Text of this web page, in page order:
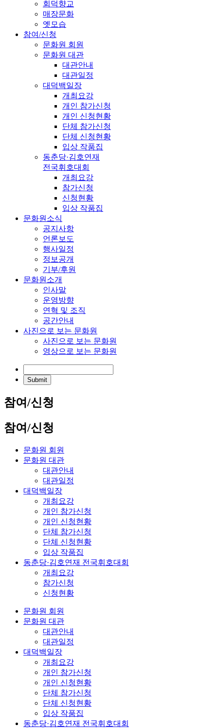
회덕향교
매장문화
옛모습
참여/신청
문화원 회원
문화원 대관
대관안내
대관일정
대덕백일장
개최요강
개인 참가신청
개인 신청현황
단체 참가신청
단체 신청현황
입상 작품집
동춘당·김호연재
전국휘호대회
개최요강
참가신청
신청현황
입상 작품집
문화원소식
공지사항
언론보도
행사일정
정보공개
기부/후원
문화원소개
인사말
운영방향
연혁 및 조직
공간안내
사진으로 보는 문화원
사진으로 보는 문화원
영상으로 보는 문화원
참여/신청
참여/신청
문화원 회원
문화원 대관
대관안내
대관일정
대덕백일장
개최요강
개인 참가신청
개인 신청현황
단체 참가신청
단체 신청현황
입상 작품집
동춘당·김호연재 전국휘호대회
개최요강
참가신청
신청현황
문화원 회원
문화원 대관
대관안내
대관일정
대덕백일장
개최요강
개인 참가신청
개인 신청현황
단체 참가신청
단체 신청현황
입상 작품집
동춘당·김호연재 전국휘호대회